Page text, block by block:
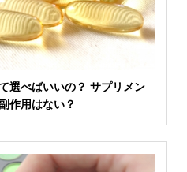
選べばいいの？ サプリメン
作用はない？